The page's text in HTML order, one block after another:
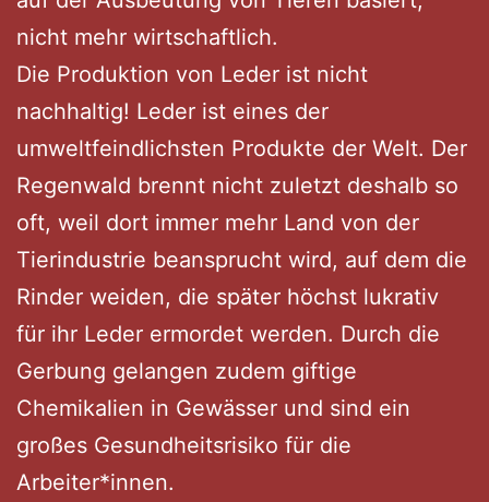
nicht mehr wirtschaftlich.
Die Produktion von Leder ist nicht
nachhaltig! Leder ist eines der
umweltfeindlichsten Produkte der Welt. Der
Regenwald brennt nicht zuletzt deshalb so
oft, weil dort immer mehr Land von der
Tierindustrie beansprucht wird, auf dem die
Rinder weiden, die später höchst lukrativ
für ihr Leder ermordet werden. Durch die
Gerbung gelangen zudem giftige
Chemikalien in Gewässer und sind ein
großes Gesundheitsrisiko für die
Arbeiter*innen.